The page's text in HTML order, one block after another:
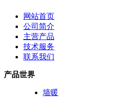
网站首页
公司简介
主营产品
技术服务
联系我们
产品世界
墙暖